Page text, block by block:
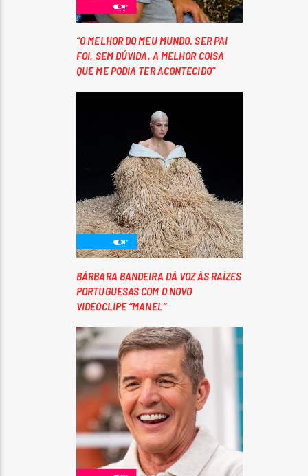
“O MELHOR DO MEU MUNDO. SER PAI
FOI, SEM DÚVIDA, A MELHOR COISA
QUE ME PODIA TER ACONTECIDO”
BÁRBARA BANDEIRA DÁ VOZ ÀS RAÍZES
PORTUGUESAS COM O NOVO
VIDEOCLIPE “MANEL”